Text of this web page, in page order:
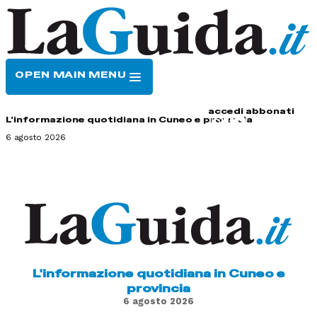
OPEN MAIN MENU
accedi abbonati
L'informazione quotidiana in Cuneo e provincia
6 agosto 2026
L'informazione quotidiana in Cuneo e
provincia
6 agosto 2026